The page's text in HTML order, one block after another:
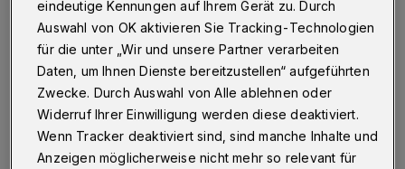
gestaltet sein, um lokales Wissen teilen und erweitern
zu können? Gemeinsam mit Bürgerinnen und Bürgern
der Region wollen Expertinnen und Experten der
Bergischen Universität Wuppertal, der Neuen Effizienz,
von Utopiastadt und dem Wuppertal Institut diese
Fragen beantworten und ein GeoPortal — eine Online-
Karte des Guten Lebens — entwickeln und umsetzen.
eindeutige Kennungen auf Ihrem Gerät zu. Durch
Auswahl von OK aktivieren Sie Tracking-Technologien
für die unter „Wir und unsere Partner verarbeiten
Daten, um Ihnen Dienste bereitzustellen“ aufgeführten
Zwecke. Durch Auswahl von Alle ablehnen oder
Widerruf Ihrer Einwilligung werden diese deaktiviert.
Wenn Tracker deaktiviert sind, sind manche Inhalte und
Anzeigen möglicherweise nicht mehr so relevant für